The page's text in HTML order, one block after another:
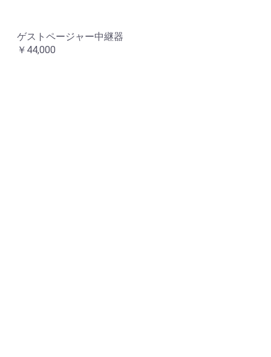
ゲストページャー中継器
￥44,000